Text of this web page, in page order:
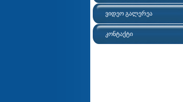
ვიდეო გალერეა
კონტაქტი